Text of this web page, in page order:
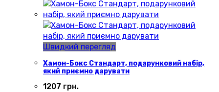
Швидкий перегляд
Хамон-Бокс Стандарт, подарунковий набір,
який приємно дарувати
1207 грн.